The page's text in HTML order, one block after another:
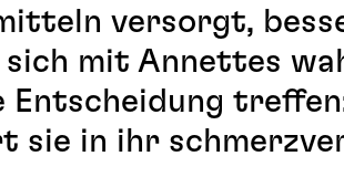
versorgt,
sich mit Annettes
Entscheidung
sie in ihr